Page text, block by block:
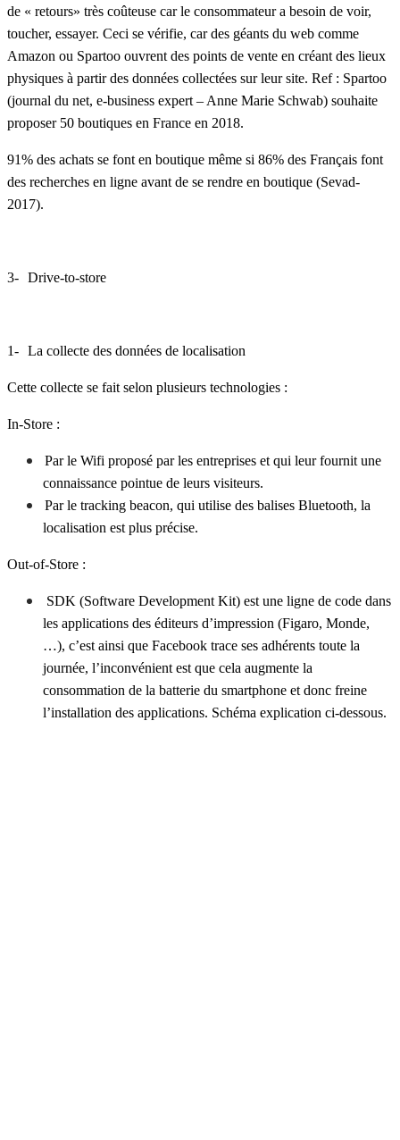
de « retours» très coûteuse car le consommateur a besoin de voir,
toucher, essayer. Ceci se vérifie, car des géants du web comme
Amazon ou Spartoo ouvrent des points de vente en créant des lieux
physiques à partir des données collectées sur leur site. Ref : Spartoo
(journal du net, e-business expert – Anne Marie Schwab) souhaite
proposer 50 boutiques en France en 2018.
91% des achats se font en boutique même si 86% des Français font
des recherches en ligne avant de se rendre en boutique (Sevad-
2017).
3- Drive-to-store
1- La collecte des données de localisation
Cette collecte se fait selon plusieurs technologies :
In-Store :
Par le Wifi proposé par les entreprises et qui leur fournit une
connaissance pointue de leurs visiteurs.
Par le tracking beacon, qui utilise des balises Bluetooth, la
localisation est plus précise.
Out-of-Store :
SDK (Software Development Kit) est une ligne de code dans
les applications des éditeurs d’impression (Figaro, Monde,
…), c’est ainsi que Facebook trace ses adhérents toute la
journée, l’inconvénient est que cela augmente la
consommation de la batterie du smartphone et donc freine
l’installation des applications. Schéma explication ci-dessous.